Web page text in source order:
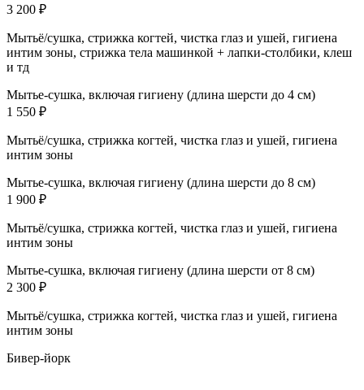
3 200 ₽
Мытьё/сушка, стрижка когтей, чистка глаз и ушей, гигиена
интим зоны, стрижка тела машинкой + лапки-столбики, клеш
и тд
Мытье-сушка, включая гигиену (длина шерсти до 4 см)
1 550 ₽
Мытьё/сушка, стрижка когтей, чистка глаз и ушей, гигиена
интим зоны
Мытье-сушка, включая гигиену (длина шерсти до 8 см)
1 900 ₽
Мытьё/сушка, стрижка когтей, чистка глаз и ушей, гигиена
интим зоны
Мытье-сушка, включая гигиену (длина шерсти от 8 см)
2 300 ₽
Мытьё/сушка, стрижка когтей, чистка глаз и ушей, гигиена
интим зоны
Бивер-йорк